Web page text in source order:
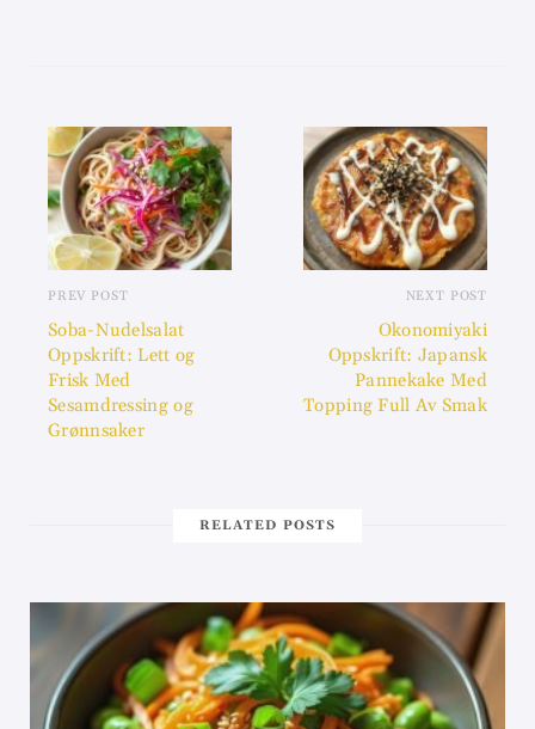
PREV POST
Soba-Nudelsalat
Oppskrift: Lett og
Frisk Med
Sesamdressing og
Grønnsaker
NEXT POST
Okonomiyaki
Oppskrift: Japansk
Pannekake Med
Topping Full Av Smak
RELATED POSTS